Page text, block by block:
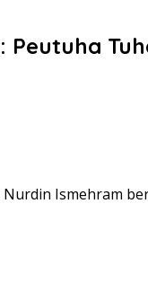
Peutuha
Ismehram